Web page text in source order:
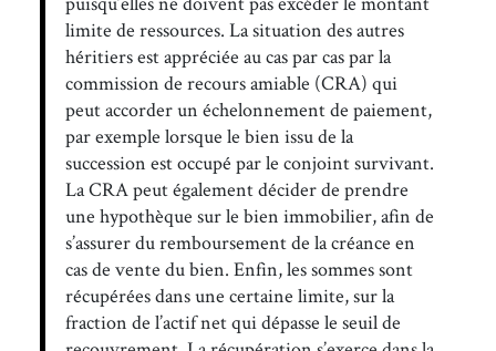
limite de ressources. La situation des autres
héritiers est appréciée au cas par cas par la
commission de recours amiable (CRA) qui
peut accorder un échelonnement de paiement,
par exemple lorsque le bien issu de la
succession est occupé par le conjoint survivant.
La CRA peut également décider de prendre
une hypothèque sur le bien immobilier, afin de
s’assurer du remboursement de la créance en
cas de vente du bien. Enfin, les sommes sont
récupérées dans une certaine limite, sur la
fraction de l’actif net qui dépasse le seuil de